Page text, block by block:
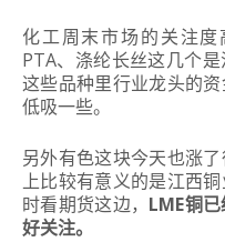
化工周末市场的关注度
PTA、涤纶长丝这几个是
这些品种里行业龙头的
低吸一些。
另外有色这块今天也涨
上比较有意义的是江西
时看期货这边， LME铜
好关注。